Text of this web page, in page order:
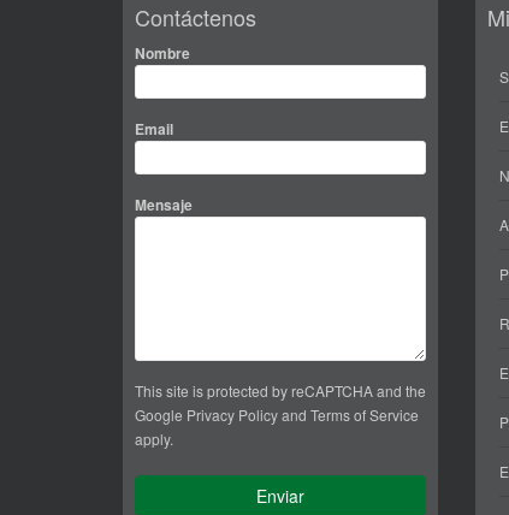
Contáctenos
Nombre
Email
Mensaje
This site is protected by reCAPTCHA and the
Google Privacy Policyand Terms of Service
apply.